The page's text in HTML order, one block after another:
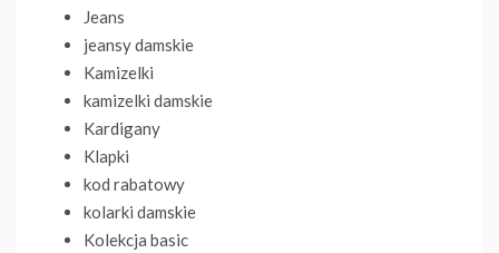
Jeans
jeansy damskie
Kamizelki
kamizelki damskie
Kardigany
Klapki
kod rabatowy
kolarki damskie
Kolekcja basic